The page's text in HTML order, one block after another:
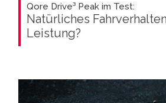
Qore Drive³ Peak im Test:
Natürliches
Leistung?